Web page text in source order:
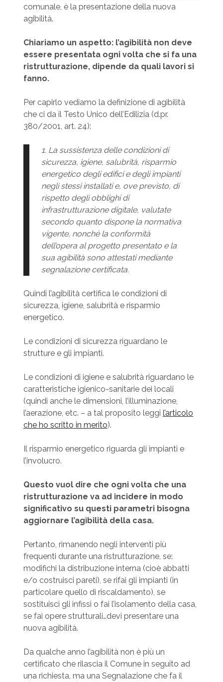
comunale, è la presentazione della nuova
agibilità.
Chiariamo un aspetto: l’agibilità non deve
essere presentata ogni volta che si fa una
ristrutturazione, dipende da quali lavori si
fanno.
Per capirlo vediamo la definizione di agibilità
che ci da il Testo Unico dell’Edilizia (d.pr.
380/2001, art. 24):
1. La sussistenza delle condizioni di
sicurezza, igiene, salubrità, risparmio
energetico degli edifici e degli impianti
negli stessi installati e, ove previsto, di
rispetto degli obblighi di
infrastrutturazione digitale, valutate
secondo quanto dispone la normativa
vigente, nonché la conformità
dell’opera al progetto presentato e la
sua agibilità sono attestati mediante
segnalazione certificata.
Quindi l’agibilità certifica le condizioni di
sicurezza, igiene, salubrità e risparmio
energetico.
Le condizioni di sicurezza riguardano le
strutture e gli impianti.
Le condizioni di igiene e salubrità riguardano le
caratteristiche igienico-sanitarie dei locali
(quindi anche le dimensioni, l’illuminazione,
l’aerazione, etc. – a tal proposito leggi l’articolo
che ho scritto in merito).
Il risparmio energetico riguarda gli impianti e
l’involucro.
Questo vuol dire che ogni volta che una
ristrutturazione va ad incidere in modo
significativo su questi parametri bisogna
aggiornare l’agibilità della casa.
Pertanto, rimanendo negli interventi più
frequenti durante una ristrutturazione, se:
modifichi la distribuzione interna (cioè abbatti
e/o costruisci pareti), se rifai gli impianti (in
particolare quello di riscaldamento), se
sostituisci gli infissi o fai l’isolamento della casa,
se fai opere strutturali…devi presentare una
nuova agibilità.
Da qualche anno l’agibilità non è più un
certificato che rilascia il Comune in seguito ad
una richiesta, ma una Segnalazione che fa il